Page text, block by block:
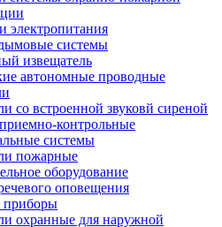
электропитания
системы
извещатель
автономные проводные
со встроенной звуковй сиреной
контрольные
системы
пожарные
оборудование
оповещения
приборы
охранные для наружной